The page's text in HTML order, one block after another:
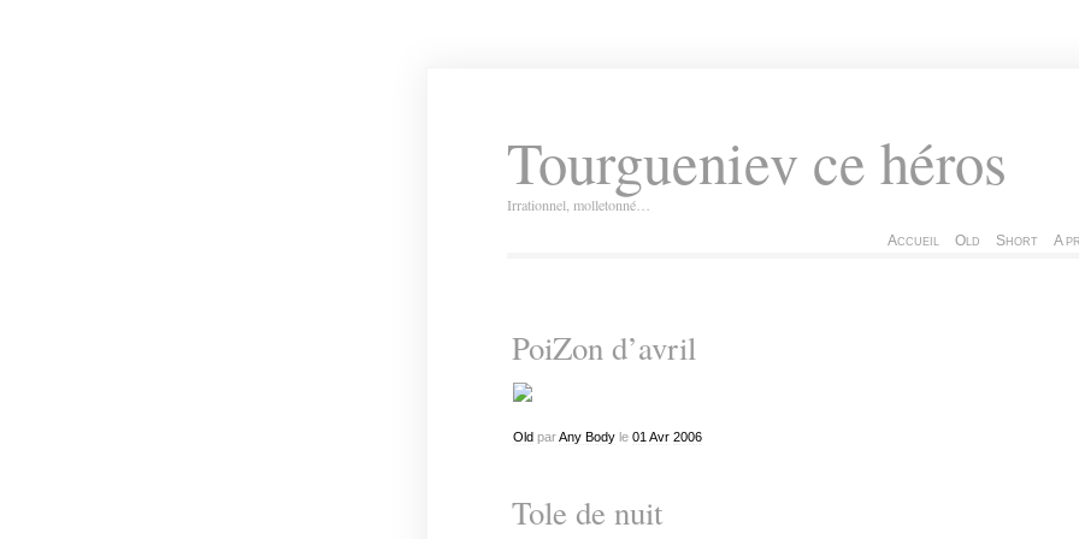
Tourgueniev ce héros
Irrationnel, molletonné…
Accueil Old Short A
PoiZon d’avril
OldparAny Bodyle 01 Avr 2006
Tole de nuit